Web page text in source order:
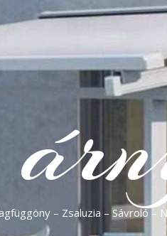
– Zsaluzia – Sávroló –